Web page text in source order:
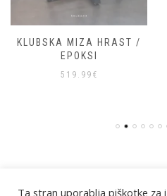
KLUBSKA MIZA HRAST /
EPOKSI
519.99 €
Ta stran uporablja piškotke za